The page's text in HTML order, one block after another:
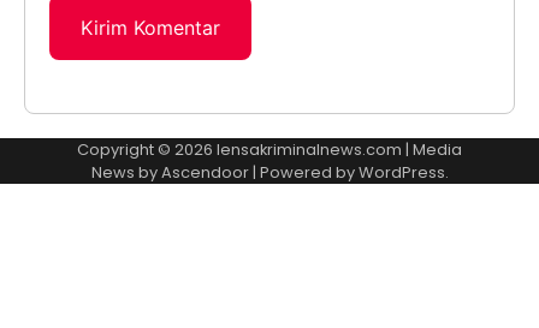
Copyright © 2026 lensakriminalnews.com | Media
News byAscendoor| Powered byWordPress.